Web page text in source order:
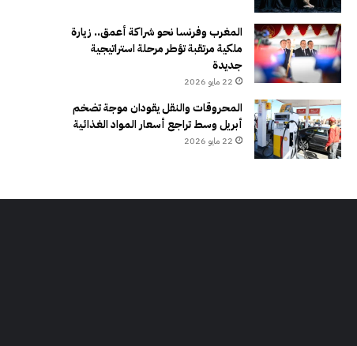
المغرب وفرنسا نحو شراكة أعمق.. زيارة
ملكية مرتقبة تؤطر مرحلة استراتيجية
جديدة
22 مايو 2026
المحروقات والنقل يقودان موجة تضخم
أبريل وسط تراجع أسعار المواد الغذائية
22 مايو 2026